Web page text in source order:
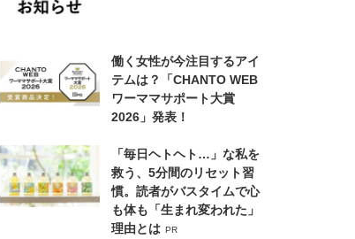
働く女性が今注目するアイ
テムは？「CHANTO WEB
ワーママサポート大賞
2026」発表！
「毎日ヘトヘト…」な私を
救う、5分間のリセット習
慣。読者がバスタイムで心
も体も「生まれ変われた」
理由とは PR